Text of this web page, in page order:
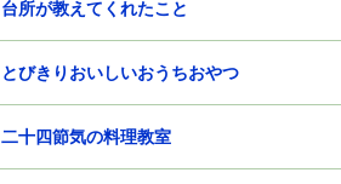
台所が教えてくれたこと
とびきりおいしいおうちおやつ
二十四節気の料理教室